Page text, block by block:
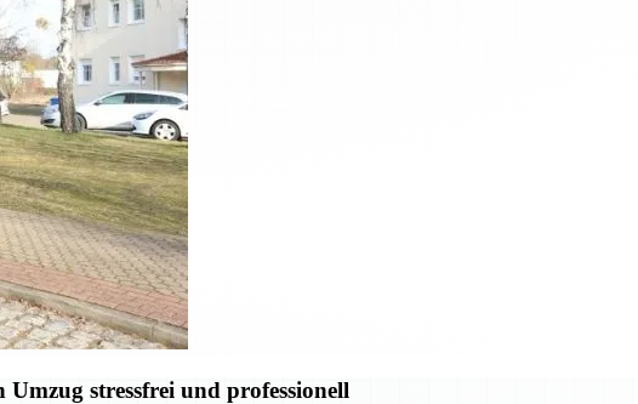
stressfrei und professionell